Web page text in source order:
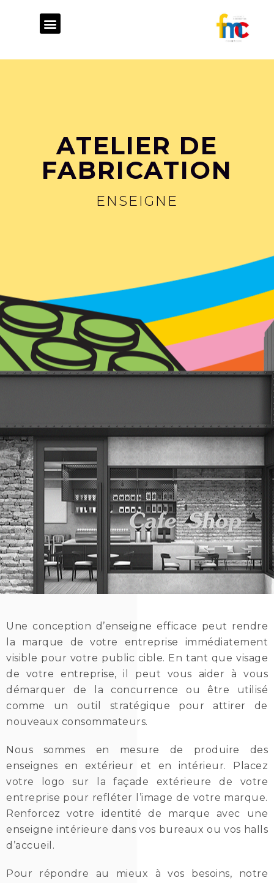
ATELIER DE
FABRICATION
ENSEIGNE
Une conception d’enseigne efficace peut rendre
la marque de votre entreprise immédiatement
visible pour votre public cible. En tant que visage
de votre entreprise, il peut vous aider à vous
démarquer de la concurrence ou être utilisé
comme un outil stratégique pour attirer de
nouveaux consommateurs.
Nous sommes en mesure de produire des
enseignes en extérieur et en intérieur. Placez
votre logo sur la façade extérieure de votre
entreprise pour refléter l’image de votre marque.
Renforcez votre identité de marque avec une
enseigne intérieure dans vos bureaux ou vos halls
d’accueil.
Pour répondre au mieux à vos besoins, notre